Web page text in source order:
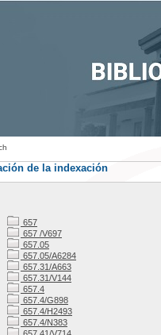
de la indexación
657
657 /V697
657.05
657.05/A6284
657.31/A663
657.31/V144
657.4
657.4/G898
657.4/H2493
657.4/N383